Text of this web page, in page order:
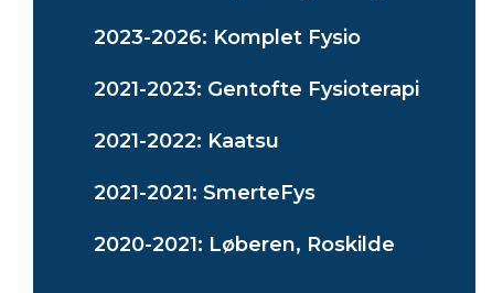
2023-2026: Komplet Fysio
2021-2023: Gentofte Fysioterapi
2021-2022: Kaatsu
2021-2021: SmerteFys
2020-2021: Løberen, Roskilde